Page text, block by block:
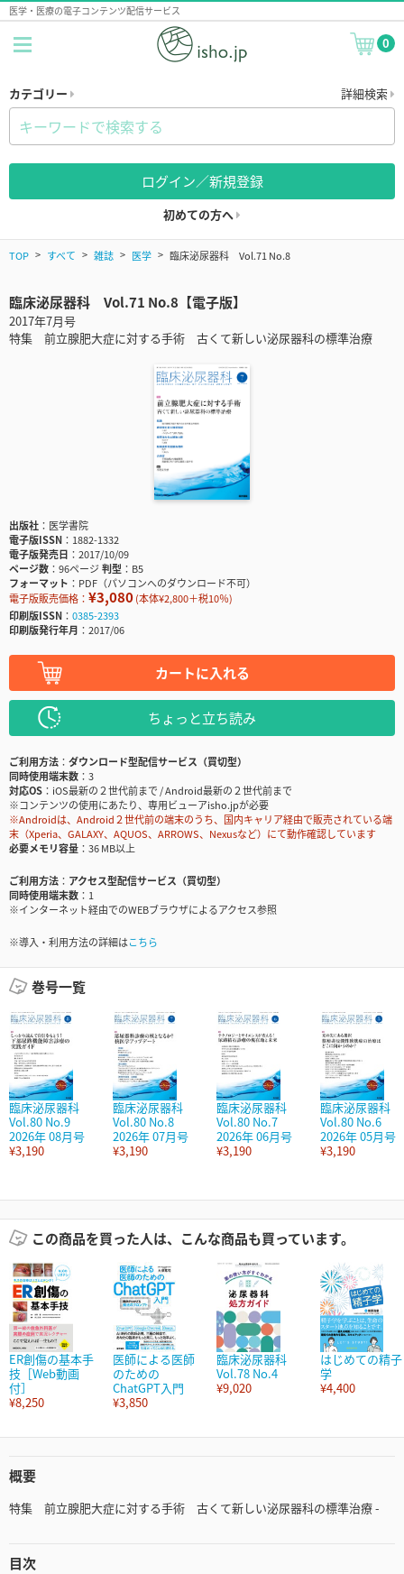
医学・医療の電子コンテンツ配信サービス
0
カテゴリー 詳細検索
ログイン／新規登録
初めての方へ
TOP すべて 雑誌 医学 臨床泌尿器科 Vol.71 No.8
臨床泌尿器科 Vol.71 No.8【電子版】
2017年7月号
特集 前立腺肥大症に対する手術 古くて新しい泌尿器科の標準治療
出版社
医学書院
電子版ISSN
1882-1332
電子版発売日
2017/10/09
ページ数
96ページ判型
B5
フォーマット
PDF（パソコンへのダウンロード不可）
電子版販売価格： ¥3,080(本体¥2,800＋税10％)
印刷版ISSN
0385-2393
印刷版発行年月
2017/06
カートに入れる
ちょっと立ち読み
ご利用方法
ダウンロード型配信サービス（買切型）
同時使用端末数
3
対応OS
iOS最新の２世代前まで / Android最新の２世代前まで
※コンテンツの使用にあたり、専用ビューアisho.jpが必要
※Androidは、Android２世代前の端末のうち、国内キャリア経由で販売されている端
末（Xperia、GALAXY、AQUOS、ARROWS、Nexusなど）にて動作確認しています
必要メモリ容量
36 MB以上
ご利用方法
アクセス型配信サービス（買切型）
同時使用端末数
1
※インターネット経由でのWEBブラウザによるアクセス参照
※導入・利用方法の詳細はこちら
巻号一覧
臨床泌尿器科
Vol.80 No.9
2026年 08月号
¥3,190
臨床泌尿器科
Vol.80 No.8
2026年 07月号
¥3,190
臨床泌尿器科
Vol.80 No.7
2026年 06月号
¥3,190
臨床泌尿器科
Vol.80 No.6
2026年 05月号
¥3,190
この商品を買った人は、こんな商品も買っています。
ER創傷の基本手
技［Web動画
付］
¥8,250
医師による医師
のための
ChatGPT入門
¥3,850
臨床泌尿器科
Vol.78 No.4
¥9,020
はじめての精子
学
¥4,400
概要
特集 前立腺肥大症に対する手術 古くて新しい泌尿器科の標準治療 -
目次